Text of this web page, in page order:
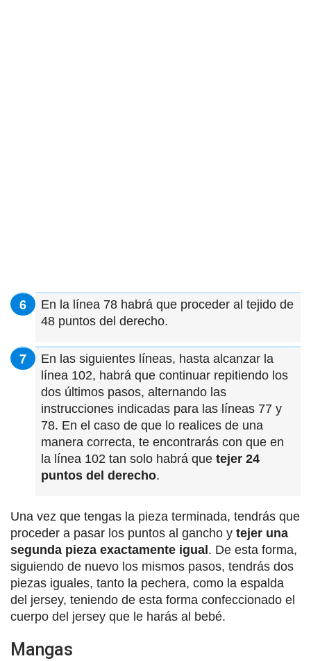
En la línea 78 habrá que proceder al tejido de
48 puntos del derecho.
En las siguientes líneas, hasta alcanzar la
línea 102, habrá que continuar repitiendo los
dos últimos pasos, alternando las
instrucciones indicadas para las líneas 77 y
78. En el caso de que lo realices de una
manera correcta, te encontrarás con que en
la línea 102 tan solo habrá que tejer 24
puntos del derecho.
Una vez que tengas la pieza terminada, tendrás que
proceder a pasar los puntos al gancho y tejer una
segunda pieza exactamente igual . De esta forma,
siguiendo de nuevo los mismos pasos, tendrás dos
piezas iguales, tanto la pechera, como la espalda
del jersey, teniendo de esta forma confeccionado el
cuerpo del jersey que le harás al bebé.
Mangas